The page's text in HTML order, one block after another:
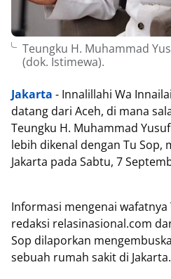
Teungku H. Muhammad
(dok. Istimewa).
Jakarta - Innalillahi Wa
datang dari Aceh, di mana
Teungku H. Muhammad
lebih dikenal dengan Tu Sop,
Jakarta pada Sabtu, 7
Informasi mengenai
redaksi relasinasional.com
Sop dilaporkan
sebuah rumah sakit di Jakarta.